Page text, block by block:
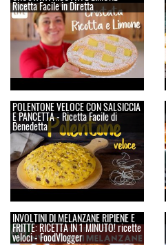
Ricetta Facile in Diretta
POLENTONE VELOCE CON SALSICCIA
E PANCETTA - Ricetta Facile di
Benedetta
INVOLTINI DI MELANZANE RIPIENE E
FRITTE: RICETTA IN 1 MINUTO! ricette
veloci - FoodVlogger